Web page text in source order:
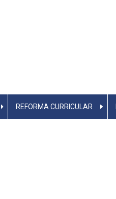
REFORMA CURRICULAR